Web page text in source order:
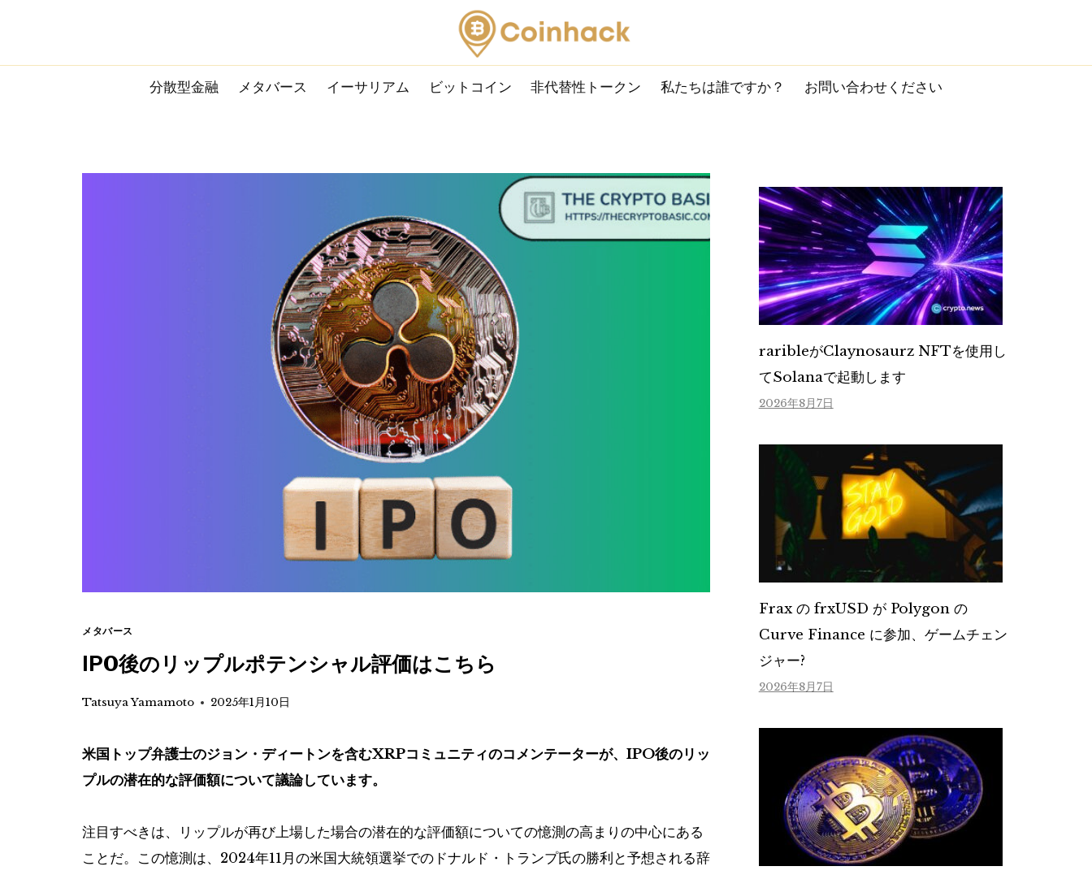
content
分散型金融 メタバース イーサリアム ビットコイン 非代替性トークン 私たちは誰ですか？ お問い合わせください
メタバース
IPO後のリップルポテンシャル評価はこちら
Tatsuya Yamamoto 2025年1月10日
米国トップ弁護士のジョン・ディートンを含むXRPコミュニティのコメンテーターが、IPO後のリッ
プルの潜在的な評価額について議論しています。
注目すべきは、リップルが再び上場した場合の潜在的な評価額についての憶測の高まりの中心にある
ことだ。この憶測は、2024年11月の米国大統領選挙でのドナルド・トランプ氏の勝利と予想される辞
raribleがClaynosaurz NFTを使用し
てSolanaで起動します
2026年8月7日
Frax の frxUSD が Polygon の
Curve Finance に参加、ゲームチェン
ジャー?
2026年8月7日